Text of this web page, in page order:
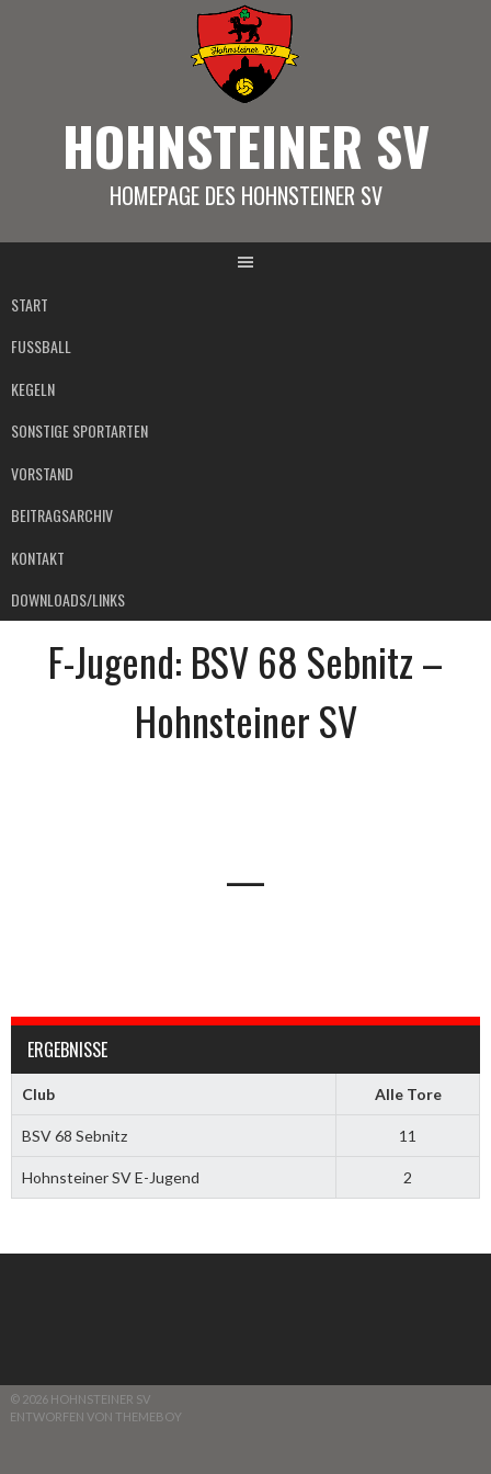
HOHNSTEINER SV
HOMEPAGE DES HOHNSTEINER SV
START
FUSSBALL
KEGELN
SONSTIGE SPORTARTEN
VORSTAND
BEITRAGSARCHIV
KONTAKT
DOWNLOADS/LINKS
F-Jugend: BSV 68 Sebnitz –
Hohnsteiner SV
—
ERGEBNISSE
Club Alle Tore
BSV 68 Sebnitz 11
Hohnsteiner SV E-Jugend 2
© 2026 HOHNSTEINER SV
ENTWORFEN VON THEMEBOY